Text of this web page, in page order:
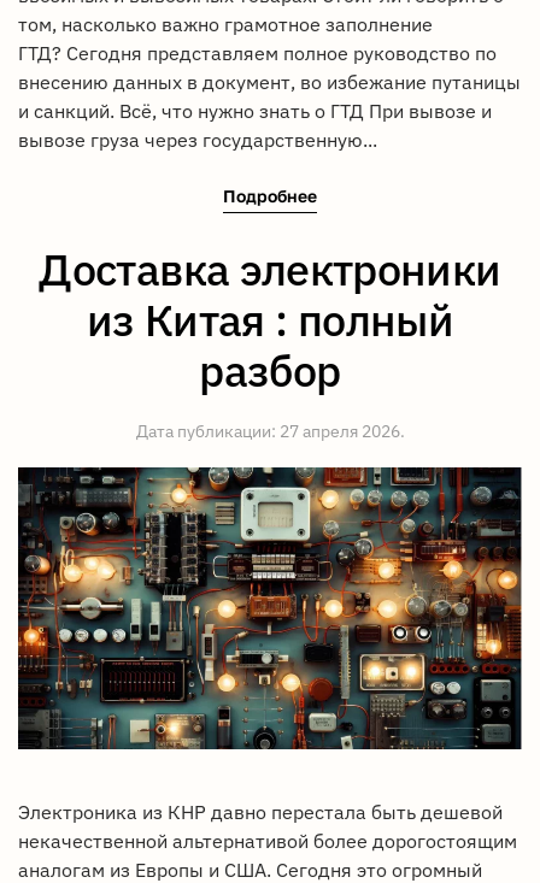
том, насколько важно грамотное заполнение
ГТД? Сегодня представляем полное руководство по
внесению данных в документ, во избежание путаницы
и санкций. Всё, что нужно знать о ГТД При вывозе и
вывозе груза через государственную...
Подробнее
Доставка электроники
из Китая : полный
разбор
Дата публикации: 27 апреля 2026.
Электроника из КНР давно перестала быть дешевой
некачественной альтернативой более дорогостоящим
аналогам из Европы и США. Сегодня это огромный